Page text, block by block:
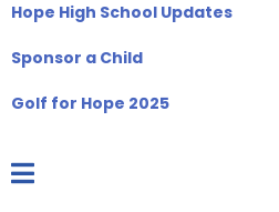
Hope High School Updates
Sponsor a Child
Golf for Hope 2025